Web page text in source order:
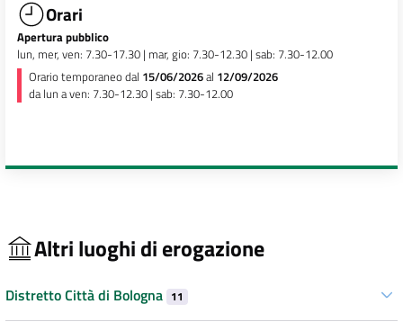
Orari
Apertura pubblico
lun, mer, ven: 7.30-17.30 | mar, gio: 7.30-12.30 | sab: 7.30-12.00
Orario temporaneo dal 15/06/2026al 12/09/2026
da lun a ven: 7.30-12.30 | sab: 7.30-12.00
Altri luoghi di erogazione
Distretto Città di Bologna 11